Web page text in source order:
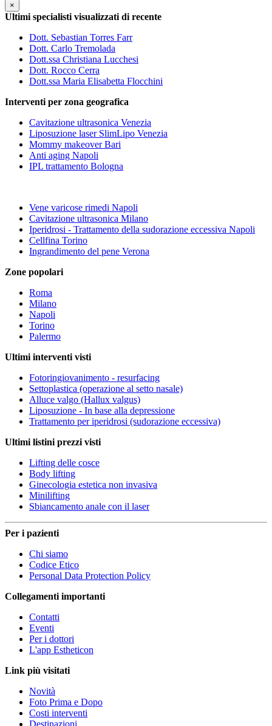
×
Ultimi specialisti visualizzati di recente
Dott. Sebastian Torres Farr
Dott. Carlo Tremolada
Dott.ssa Christiana Lucchesi
Dott. Rocco Cerra
Dott.ssa Maria Elisabetta Flocchini
Interventi per zona geografica
Cavitazione ultrasonica Venezia
Liposuzione laser SlimLipo Venezia
Mommy makeover Bari
Anti aging Napoli
IPL trattamento Bologna
Vene varicose rimedi Napoli
Cavitazione ultrasonica Milano
Iperidrosi - Trattamento della sudorazione eccessiva Napoli
Cellfina Torino
Ingrandimento del pene Verona
Zone popolari
Roma
Milano
Napoli
Torino
Palermo
Ultimi interventi visti
Fotoringiovanimento - resurfacing
Settoplastica (operazione al setto nasale)
Alluce valgo (Hallux valgus)
Liposuzione - In base alla depressione
Trattamento per iperidrosi (sudorazione eccessiva)
Ultimi listini prezzi visti
Lifting delle cosce
Body lifting
Ginecologia estetica non invasiva
Minilifting
Sbiancamento anale con il laser
Per i pazienti
Chi siamo
Codice Etico
Personal Data Protection Policy
Collegamenti importanti
Contatti
Eventi
Per i dottori
L'app Estheticon
Link più visitati
Novità
Foto Prima e Dopo
Costi interventi